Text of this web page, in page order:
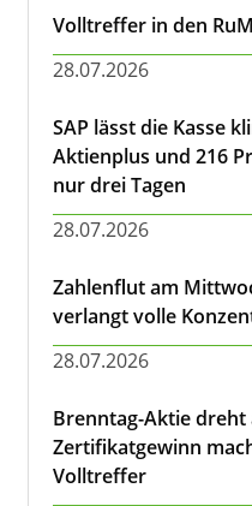
Volltreffer in den
28.07.2026
SAP lässt die Kasse
Aktienplus und 216
nur drei Tagen
28.07.2026
Zahlenflut am
verlangt volle
28.07.2026
Brenntag-Aktie dreht
Zertifikatgewinn
Volltreffer